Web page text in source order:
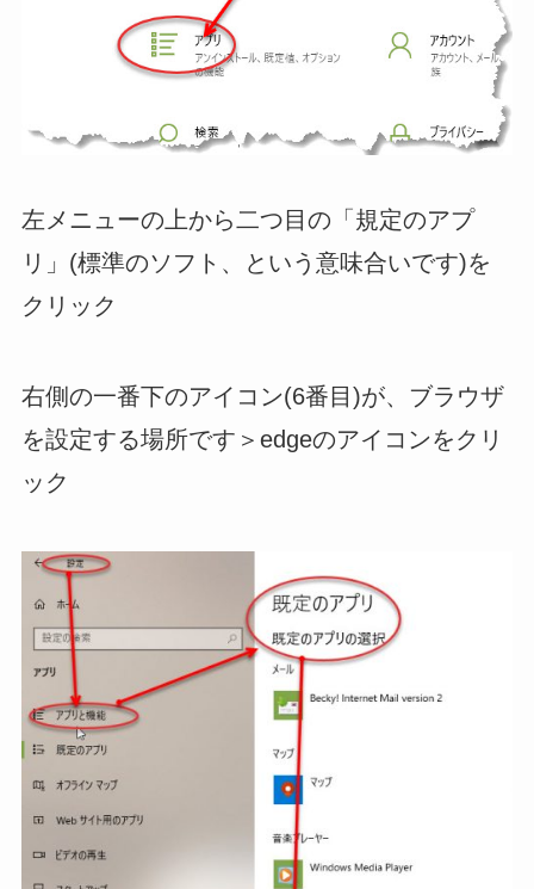
左メニューの上から二つ目の「規定のアプ
リ」(標準のソフト、という意味合いです)を
クリック
右側の一番下のアイコン(6番目)が、ブラウザ
を設定する場所です＞edgeのアイコンをクリ
ック